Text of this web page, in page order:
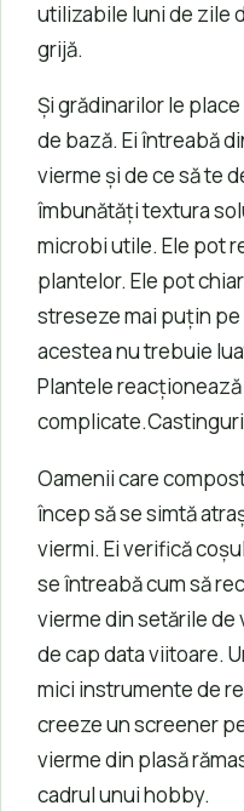
utilizabile luni de zile
grijă.
Și grădinarilor le
de bază. Ei întreabă
vierme și de ce să te
îmbunătăți textura
microbi utile. Ele pot
plantelor. Ele pot
streseze mai puțin pe
acestea nu trebuie
Plantele
Oamenii care
încep să se simtă
viermi. Ei verifică
se întreabă cum să
vierme din setările de
de cap data viitoare.
mici instrumente de
creeze un screener
vierme din plasă
cadrul unui hobby.